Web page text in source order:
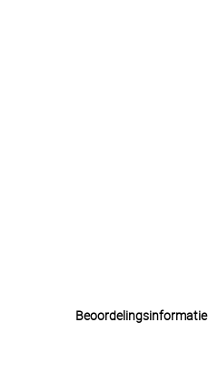
Beoordelingsinformatie